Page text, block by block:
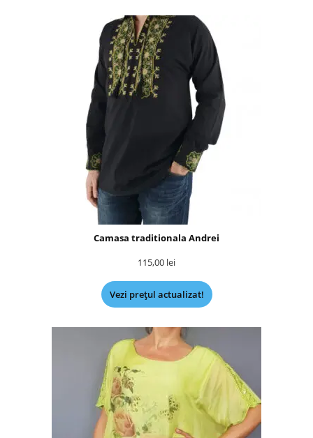
Camasa traditionala Andrei
115,00 lei
Vezi prețul actualizat!